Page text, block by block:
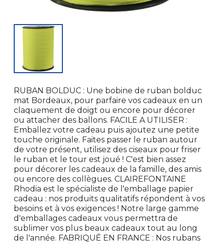
RUBAN BOLDUC : Une bobine de ruban bolduc
mat Bordeaux, pour parfaire vos cadeaux en un
claquement de doigt ou encore pour décorer
ou attacher des ballons. FACILE A UTILISER :
Emballez votre cadeau puis ajoutez une petite
touche originale. Faites passer le ruban autour
de votre présent, utilisez des ciseaux pour friser
le ruban et le tour est joué ! C'est bien assez
pour décorer les cadeaux de la famille, des amis
ou encore des collègues. CLAIREFONTAINE
Rhodia est le spécialiste de l'emballage papier
cadeau : nos produits qualitatifs répondent à vos
besoins et à vos exigences ! Notre large gamme
d'emballages cadeaux vous permettra de
sublimer vos plus beaux cadeaux tout au long
de l'année. FABRIQUÉ EN FRANCE : Nos rubans